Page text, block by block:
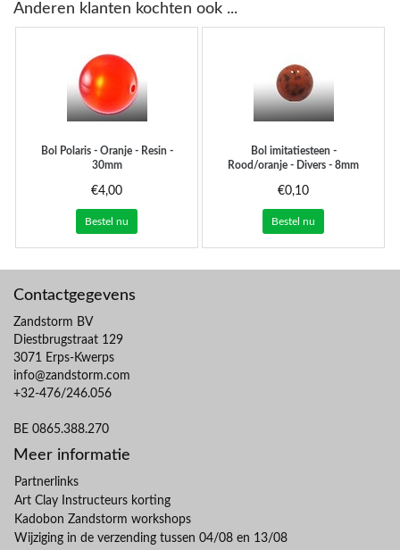
Anderen klanten kochten ook ...
Bol Polaris - Oranje - Resin -
30mm
€4,00
Bestel nu
Bol imitatiesteen -
Rood/oranje - Divers - 8mm
€0,10
Bestel nu
Contactgegevens
Zandstorm BV
Diestbrugstraat 129
3071 Erps-Kwerps
info@zandstorm.com
+32-476/246.056
BE 0865.388.270
Meer informatie
Partnerlinks
Art Clay Instructeurs korting
Kadobon Zandstorm workshops
Wijziging in de verzending tussen 04/08 en 13/08